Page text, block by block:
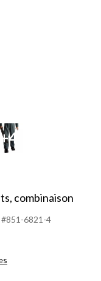
+4
combinaison
#851-6821-4